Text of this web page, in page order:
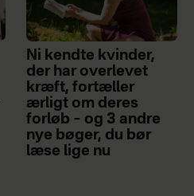
Ni kendte kvinder,
der har overlevet
kræft, fortæller
ærligt om deres
forløb – og 3 andre
nye bøger, du bør
læse lige nu